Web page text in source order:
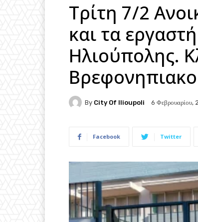
Τρίτη 7/2
και τα
Ηλιούπολης.
By City Of Ilioupoli 6 Φεβρουαρίου,
Facebook Twitter